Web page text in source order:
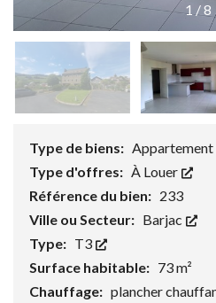
1 /8
Type de biens: Appartement
Type d'offres: À Louer
Référence du bien: 233
Ville ou Secteur: Barjac
Type: T3
Surface habitable: 73 m²
Chauffage: plancher